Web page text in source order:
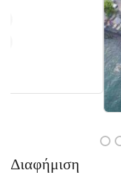
Διαφήμιση